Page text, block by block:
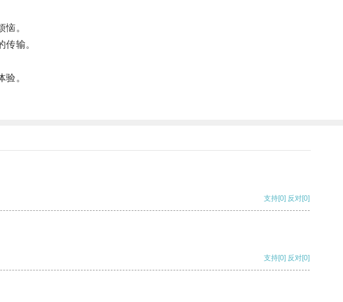
。
输。
。
支持[0] 反对[0]
支持[0] 反对[0]